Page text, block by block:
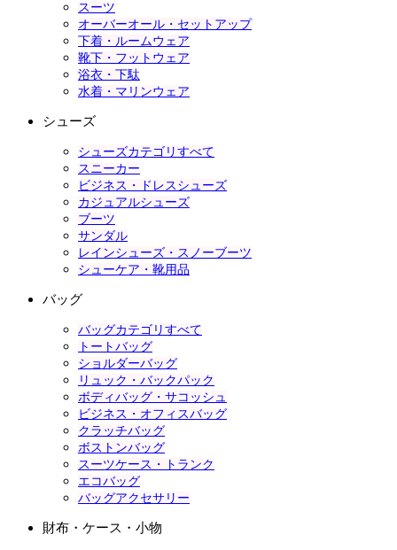
スーツ
オーバーオール・セットアップ
下着・ルームウェア
靴下・フットウェア
浴衣・下駄
水着・マリンウェア
シューズ
シューズカテゴリすべて
スニーカー
ビジネス・ドレスシューズ
カジュアルシューズ
ブーツ
サンダル
レインシューズ・スノーブーツ
シューケア・靴用品
バッグ
バッグカテゴリすべて
トートバッグ
ショルダーバッグ
リュック・バックパック
ボディバッグ・サコッシュ
ビジネス・オフィスバッグ
クラッチバッグ
ボストンバッグ
スーツケース・トランク
エコバッグ
バッグアクセサリー
財布・ケース・小物